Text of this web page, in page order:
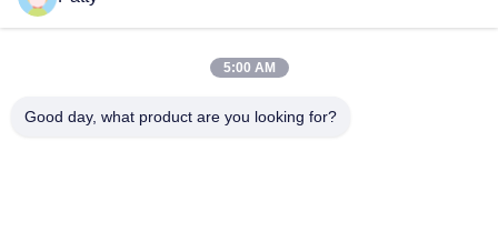
5:00 AM
Good day, what product are you looking for?